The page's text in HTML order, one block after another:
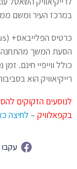
במרכז העיר ומשם
הסעת המשך מהתחנה
כולל ווייפיי חינם.
רייקיאוויק הוא בסביבות 50
לנוסעים הזקוקים
בקפאלוויק – לחיצה